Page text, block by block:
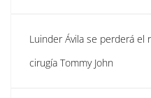
Luinder Ávila se perderá
cirugía Tommy John